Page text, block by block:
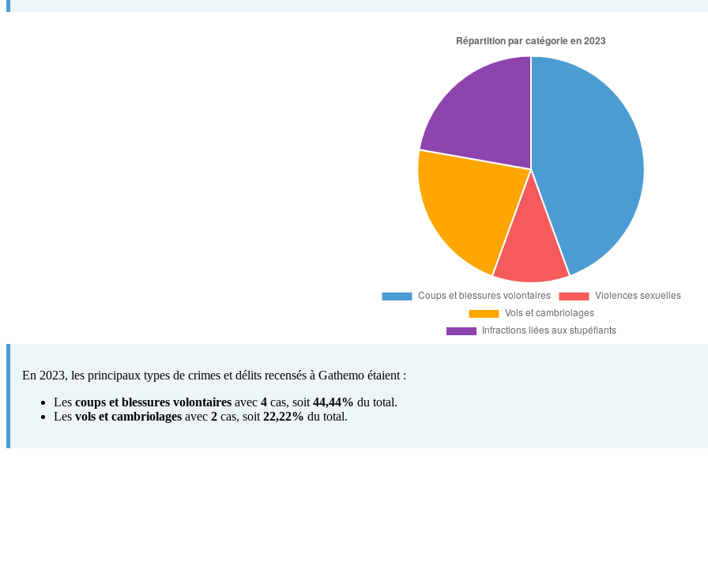
En 2023, les principaux types de crimes et délits recensés à Gathemo étaient :
Les coups et blessures volontaires avec 4 cas, soit 44,44% du total.
Les vols et cambriolages avec 2 cas, soit 22,22% du total.